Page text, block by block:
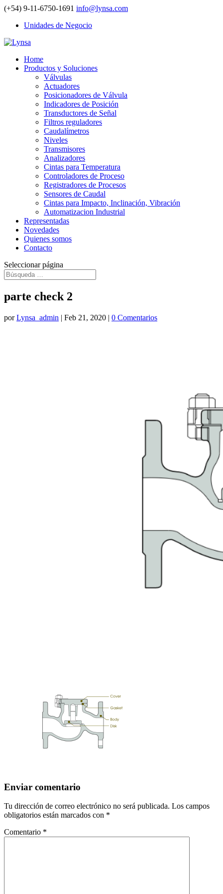
(+54) 9-11-6750-1691 info@lynsa.com
Unidades de Negocio
Home
Productos y Soluciones
Válvulas
Actuadores
Posicionadores de Válvula
Indicadores de Posición
Transductores de Señal
Filtros reguladores
Caudalímetros
Niveles
Transmisores
Analizadores
Cintas para Temperatura
Controladores de Proceso
Registradores de Procesos
Sensores de Caudal
Cintas para Impacto, Inclinación, Vibración
Automatizacion Industrial
Representadas
Novedades
Quienes somos
Contacto
Seleccionar página
parte check 2
porLynsa_admin | Feb 21, 2020 | 0 Comentarios
Enviar comentario
Tu dirección de correo electrónico no será publicada. Los campos
obligatorios están marcados con *
Comentario *